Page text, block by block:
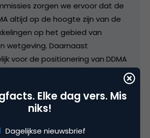
zorgen we ervoor dat de
altijd op de hoogte zijn van de
op het gebied van
wetgeving. Daarnaast
voor de positionering van DDMA
op het gebied van o.a. privacy en
van 2018 tot 2024
van Marketingfacts. Studeerde
Communicatie) en werkte bij een
Elke dag vers. Mis
niks!
Dagelijkse nieuwsbrief